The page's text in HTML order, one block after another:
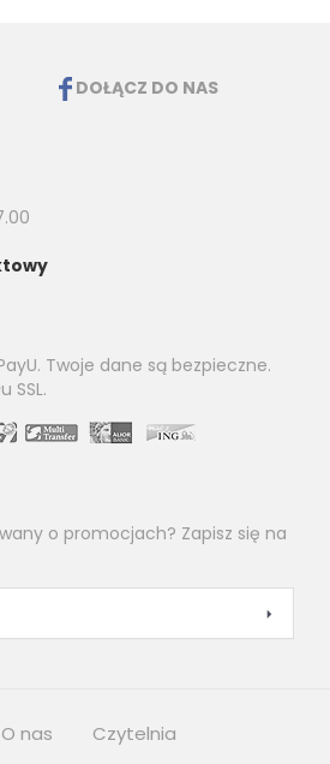
DOŁĄCZ DO NAS
Twoje dane są bezpieczne.
SSL.
o promocjach? Zapisz się na
O nas Czytelnia